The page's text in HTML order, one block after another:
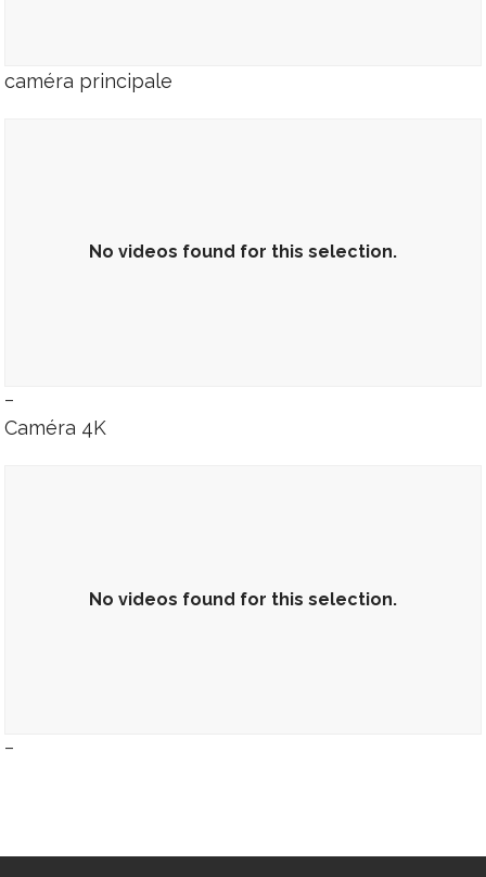
No videos found for this selection.
caméra principale
No videos found for this selection.
–
Caméra 4K
No videos found for this selection.
–